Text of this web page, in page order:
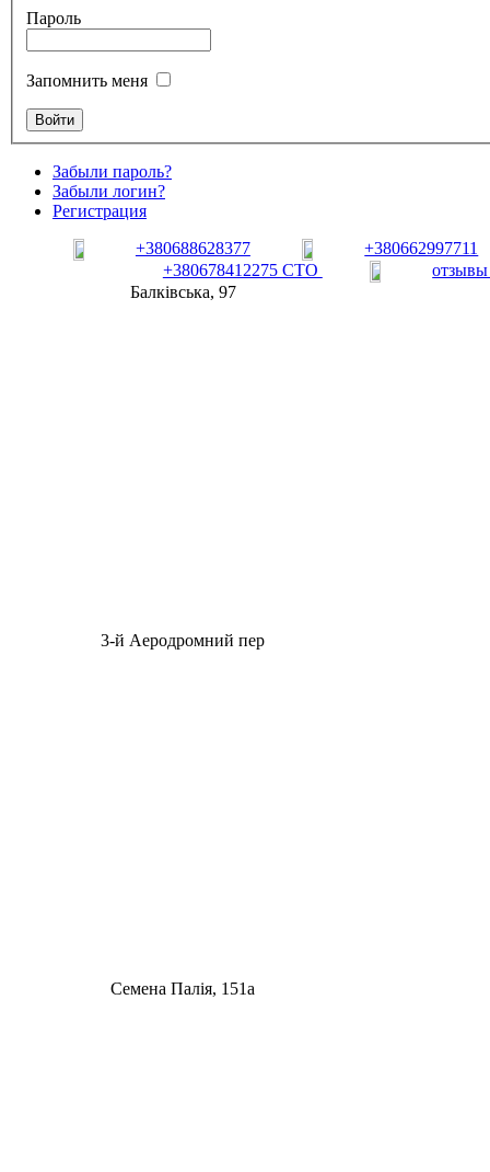
Пароль
Запомнить меня
Забыли пароль?
Забыли логин?
Регистрация
+380688628377
+380662997711
+380678412275 СТО
Балківська, 97
3-й Аеродромний пер
Семена Палія, 151а